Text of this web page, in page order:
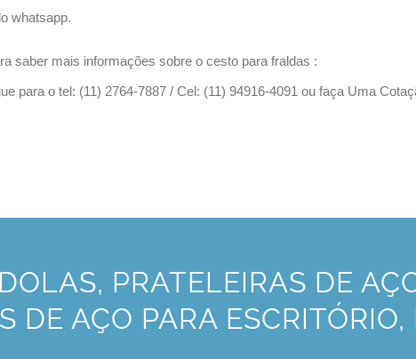
whatsapp.
saber mais informações sobre o cesto para fraldas :
para o tel: (11) 2764-7887 / Cel: (11) 94916-4091 ou faça Uma
PRATELEIRAS DE
DE AÇO PARA